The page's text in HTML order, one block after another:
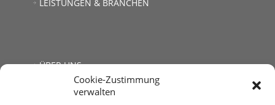
Cookie-Zustimmung
verwalten
LEISTUNGEN & BRANCHEN
ÜBER UNS